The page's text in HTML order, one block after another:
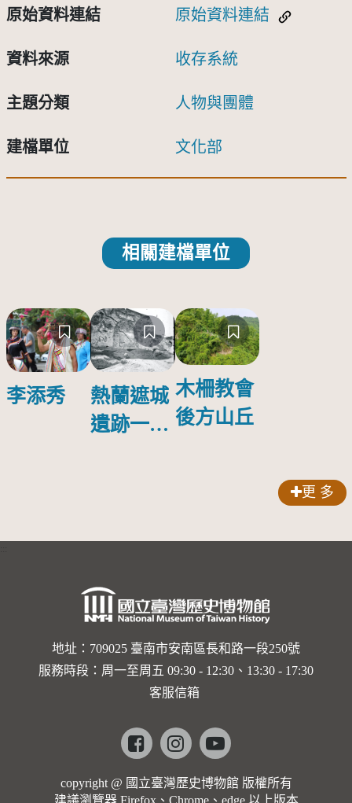
原始資料連結 原始資料連結
資料來源 收存系統
主題分類 人物與團體
建檔單位 文化部
相關建檔單位
李添秀
熱蘭遮城
遺跡一景
木柵教會
後方山丘
更 多
地址：709025 臺南市安南區長和路一段250號
服務時段：周一至周五 09:30 - 12:30、13:30 - 17:30
客服信箱
Facebookinstagramyoutube
copyright @ 國立臺灣歷史博物館 版權所有
建議瀏覽器 Firefox、Chrome、edge 以上版本